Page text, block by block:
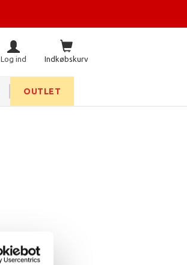
Indkøbskurv
Log ind
OUTLET